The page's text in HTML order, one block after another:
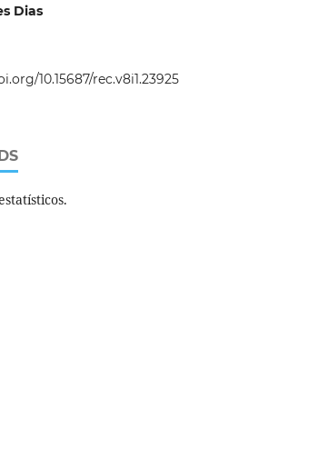
Dias
10.15687/rec.v8i1.23925